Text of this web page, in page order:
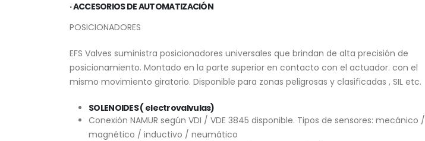
· ACCESORIOS DE AUTOMATIZACIÓN
POSICIONADORES
EFS Valves suministra posicionadores universales que brindan de alta precisión de
posicionamiento. Montado en la parte superior en contacto con el actuador. con el
mismo movimiento giratorio. Disponible para zonas peligrosas y clasificadas , SIL etc.
SOLENOIDES ( electrovalvulas)
Conexión NAMUR según VDI / VDE 3845 disponible. Tipos de sensores: mecánico /
magnético / inductivo / neumático